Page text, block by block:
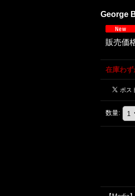
George
販売価
在庫わず
数量: